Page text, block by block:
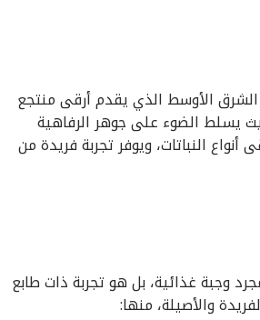
الشرق الأوسط الذي يقدم أرقى منتجع
حيث يسلط الضوء على جوهر الرفاهية
النباتات، ويوفر تجربة فريدة من
وجبة غذائية، بل هو تجربة ذات طابع
والأصيلة، منها: